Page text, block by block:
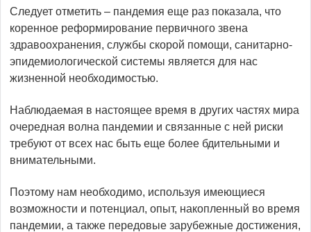
Следует отметить – пандемия еще раз показала, что
коренное реформирование первичного звена
здравоохранения, службы скорой помощи, санитарно-
эпидемиологической системы является для нас
жизненной необходимостью.
Наблюдаемая в настоящее время в других частях мира
очередная волна пандемии и связанные с ней риски
требуют от всех нас быть еще более бдительными и
внимательными.
Поэтому нам необходимо, используя имеющиеся
возможности и потенциал, опыт, накопленный во время
пандемии, а также передовые зарубежные достижения,